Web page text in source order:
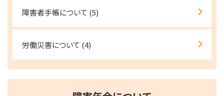
障害者手帳について (5)
労働災害について (4)